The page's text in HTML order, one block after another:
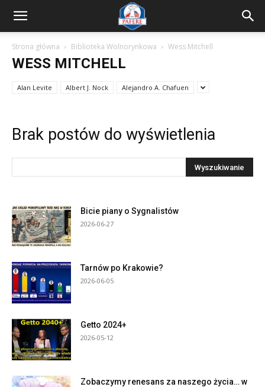
Strona główna Biblioteka Wolnorynkowa Wess Mitchell
WESS MITCHELL
Alan Levite Albert J. Nock Alejandro A. Chafuen
Brak postów do wyświetlenia
Bicie piany o Sygnalistów
2026-06-27
Tarnów po Krakowie?
2026-06-05
Getto 2024+
2026-05-12
Zobaczymy renesans za naszego życia… w